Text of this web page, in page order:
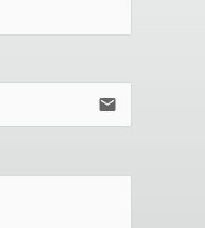
email